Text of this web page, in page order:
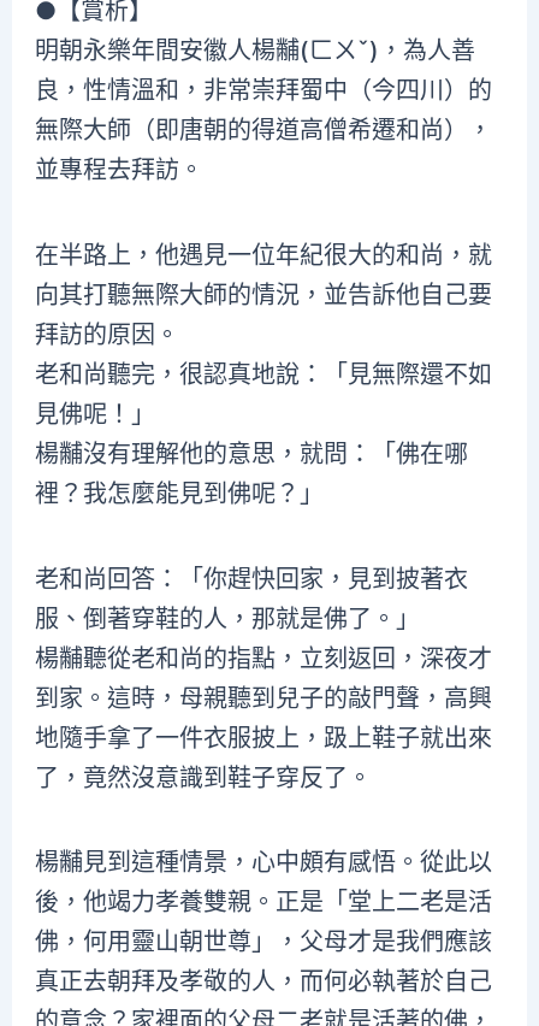
●【賞析】
明朝永樂年間安徽人楊黼(ㄈㄨˇ)，為人善
良，性情溫和，非常崇拜蜀中（今四川）的
無際大師（即唐朝的得道高僧希遷和尚），
並專程去拜訪。
在半路上，他遇見一位年紀很大的和尚，就
向其打聽無際大師的情況，並告訴他自己要
拜訪的原因。
老和尚聽完，很認真地說：「見無際還不如
見佛呢！」
楊黼沒有理解他的意思，就問：「佛在哪
裡？我怎麼能見到佛呢？」
老和尚回答：「你趕快回家，見到披著衣
服、倒著穿鞋的人，那就是佛了。」
楊黼聽從老和尚的指點，立刻返回，深夜才
到家。這時，母親聽到兒子的敲門聲，高興
地隨手拿了一件衣服披上，趿上鞋子就出來
了，竟然沒意識到鞋子穿反了。
楊黼見到這種情景，心中頗有感悟。從此以
後，他竭力孝養雙親。正是「堂上二老是活
佛，何用靈山朝世尊」，父母才是我們應該
真正去朝拜及孝敬的人，而何必執著於自己